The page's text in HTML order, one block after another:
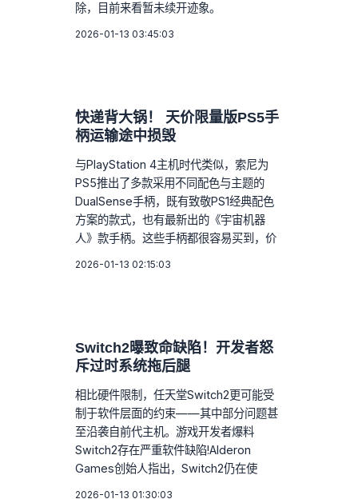
除，目前来看暂未续开迹象。
2026-01-13 03:45:03
快递背大锅！ 天价限量版PS5手
柄运输途中损毁
与PlayStation 4主机时代类似，索尼为
PS5推出了多款采用不同配色与主题的
DualSense手柄，既有致敬PS1经典配色
方案的款式，也有最新出的《宇宙机器
人》款手柄。这些手柄都很容易买到，价
2026-01-13 02:15:03
Switch2曝致命缺陷！开发者怒
斥过时系统拖后腿
相比硬件限制，任天堂Switch2更可能受
制于软件层面的约束——其中部分问题甚
至沿袭自前代主机。游戏开发者爆料
Switch2存在严重软件缺陷!Alderon
Games创始人指出，Switch2仍在使
2026-01-13 01:30:03